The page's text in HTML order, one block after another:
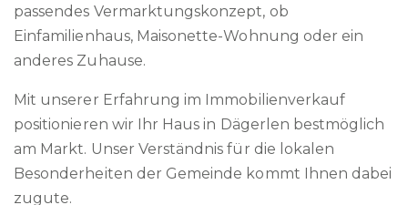
passendes Vermarktungskonzept, ob
Einfamilienhaus, Maisonette-Wohnung oder ein
anderes Zuhause.
Mit unserer Erfahrung im Immobilienverkauf
positionieren wir Ihr Haus in Dägerlen bestmöglich
am Markt. Unser Verständnis für die lokalen
Besonderheiten der Gemeinde kommt Ihnen dabei
zugute.